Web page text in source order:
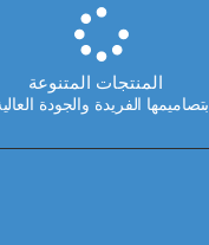
المنتجات المتنوعة
بتصاميمها الفريدة والجودة